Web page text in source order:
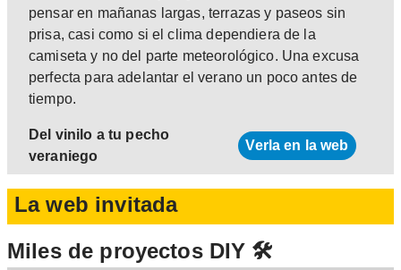
pensar en mañanas largas, terrazas y paseos sin
prisa, casi como si el clima dependiera de la
camiseta y no del parte meteorológico. Una excusa
perfecta para adelantar el verano un poco antes de
tiempo.
Del vinilo a tu pecho
veraniego
Verla en la web
La web invitada
Miles de proyectos DIY 🛠️